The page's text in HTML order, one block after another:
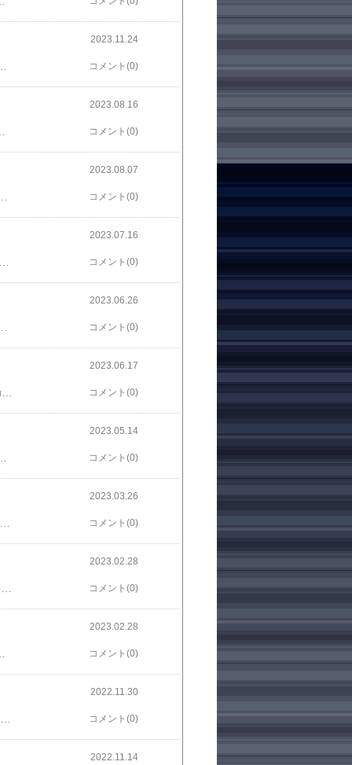
2023.11.24
コメント(0)
2023.08.16
コメント(0)
2023.08.07
コメント(0)
2023.07.16
コメント(0)
2023.06.26
コメント(0)
2023.06.17
コメント(0)
暇な方、どうぞ
2023.05.14
コメント(0)
考えてみました。​https://togetter.com/li/2109959​
2023.03.26
コメント(0)
2023.02.28
コメント(0)
2023.02.28
コメント(0)
「よく来たな新入り！オレの名前はサイゼリヤ、こいつの名前は4℃。あとあっちに座ってるのがきのこの山とたけのこの里な。このチームはTwitterが停滞したときに定期的にアリナシ論争を引き起こしてトラフィック数を増やすのがミッションな。新入りの名前なんだっけ？」「ロイホのパンケーキです…」— カエル先生・高橋宏和 (@hirokatz) November 27, 2022 「よく来たな新入り！オレの名前はオープン会の奇特な人、こいつの名前は長考。あっちに座ってるのがガチ勢とエンジョイ勢な。このチームはボドゲクラスタが停滞したら定期的に学級会を開いてトラフィック数を増やすのがミッションな。キミ名前なんだっけ？」「距離感がおかしいボードゲーマーです」— さと（いぬ） (@sa103to3tosa10) November 29, 2022
2022.11.30
コメント(0)
2022.11.14